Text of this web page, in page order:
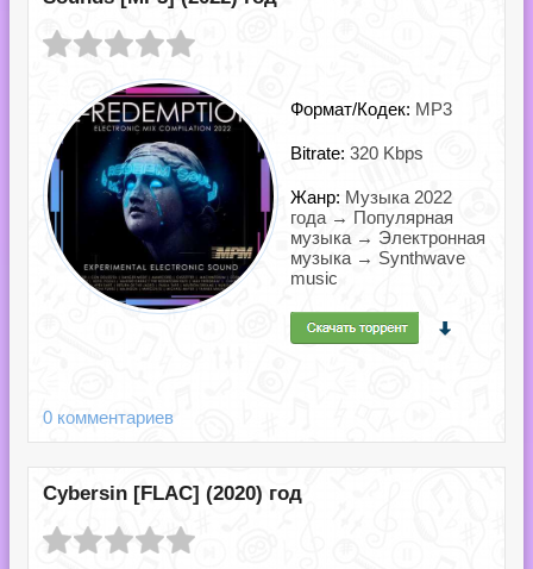
Формат/Кодек: MP3
Bitrate: 320 Kbps
Жанр: Музыка 2022
года → Популярная
музыка → Электронная
музыка → Synthwave
music
0 комментариев
Cybersin [FLAC] (2020) год